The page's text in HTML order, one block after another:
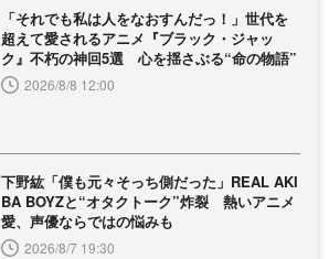
「それでも私は人をなおすんだっ！」世代を
超えて愛されるアニメ『ブラック・ジャッ
ク』不朽の神回5選 心を揺さぶる“命の物語”
2026/8/8 12:00
下野紘「僕も元々そっち側だった」REAL AKI
BA BOYZと“オタクトーク”炸裂 熱いアニメ
愛、声優ならではの悩みも
2026/8/7 19:30